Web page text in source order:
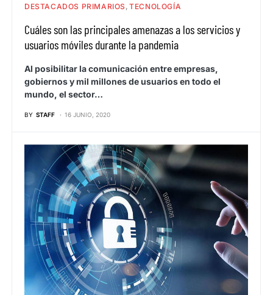
DESTACADOS PRIMARIOS TECNOLOGÍA
Cuáles son las principales amenazas a los servicios y
usuarios móviles durante la pandemia
Al posibilitar la comunicación entre empresas,
gobiernos y mil millones de usuarios en todo el
mundo, el sector…
BY STAFF 16 JUNIO, 2020